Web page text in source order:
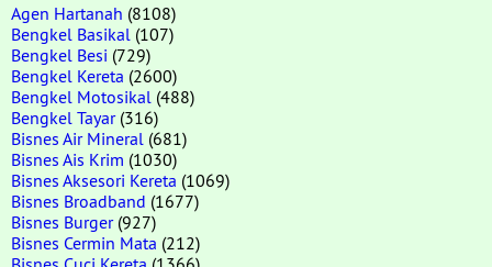
Agen Hartanah (8108)
Bengkel Basikal (107)
Bengkel Besi (729)
Bengkel Kereta (2600)
Bengkel Motosikal (488)
Bengkel Tayar(316)
Bisnes Air Mineral (681)
Bisnes Ais Krim (1030)
Bisnes Aksesori Kereta (1069)
Bisnes Broadband (1677)
Bisnes Burger(927)
Bisnes Cermin Mata (212)